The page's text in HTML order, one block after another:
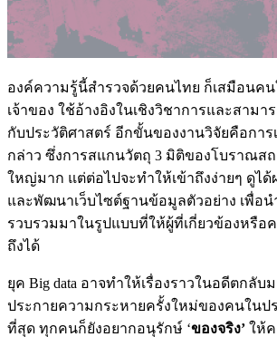
องค์ความรู้นี้สำรวจด้วยคนไทย ก็เสมือนคน
เจ้าของ ใช้อ้างอิงในเชิงวิชาการและสามา
กับประวัติศาสตร์ อีกขั้นของงานวิจัยคือการ
กล่าว ซึ่งการสแกนวัตถุ 3 มิติของโบราณส
ใหญ่มาก แต่ต่อไปจะทำให้เข้าถึงง่ายๆ ดูได้
และพัฒนาเว็บไซต์ฐานข้อมูลตัวอย่าง เพื่อ
รวบรวมมาในรูปแบบที่ให้ผู้ที่เกี่ยวข้องหรือ
ถึงได้
ยุค Big data อาจทำให้เรื่องราวในอดีตกลับ
ประกายความกระหายครั้งใหม่ของคนในปร
ที่สุด ทุกคนก็ยังอยากอนุรักษ์ ‘ของจริง’ ให้